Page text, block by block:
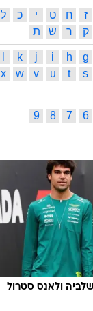
ז ח ט י כ
ל
ק ר ש ת
g
h
i
j
k
s
t
u
v
w
x
6
7
8
9
ולאנס סטרול